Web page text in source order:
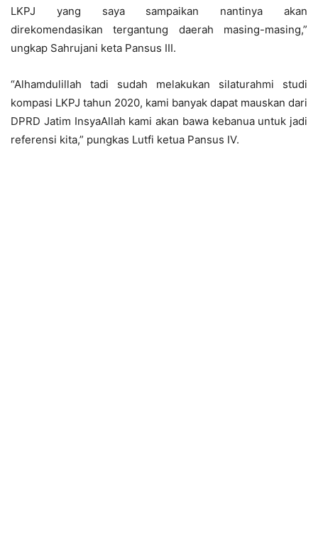
LKPJ yang saya sampaikan nantinya akan
direkomendasikan tergantung daerah masing-masing,”
ungkap Sahrujani keta Pansus III.
“Alhamdulillah tadi sudah melakukan silaturahmi studi
kompasi LKPJ tahun 2020, kami banyak dapat mauskan dari
DPRD Jatim InsyaAllah kami akan bawa kebanua untuk jadi
referensi kita,” pungkas Lutfi ketua Pansus IV.